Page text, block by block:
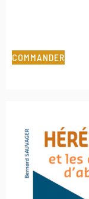
COMMANDER